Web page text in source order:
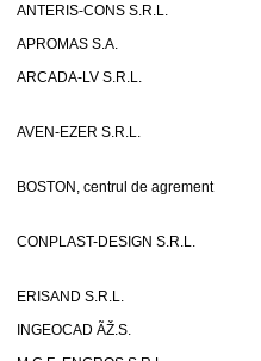
ANTERIS-CONS S.R.L.
APROMAS S.A.
ARCADA-LV S.R.L.
AVEN-EZER S.R.L.
BOSTON, centrul de agrement
CONPLAST-DESIGN S.R.L.
ERISAND S.R.L.
INGEOCAD ÃŽ.S.